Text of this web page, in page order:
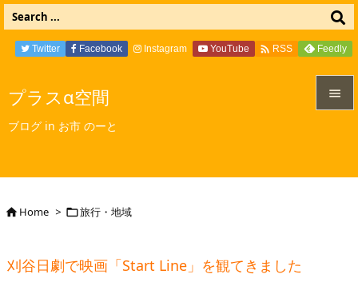
プラスα空間
ブログ in お市 のーと

Twitter Facebook Instagram YouTube  RSS Feedly
Home > 旅行・地域
刈谷日劇で映画「Start Line」を観てきました